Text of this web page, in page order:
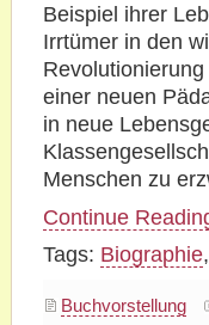
Beispiel ihrer
Irrtümer in den
einer neuen
in neue
Menschen zu
Continue
Tags: Biographie,
Buchvorstellung